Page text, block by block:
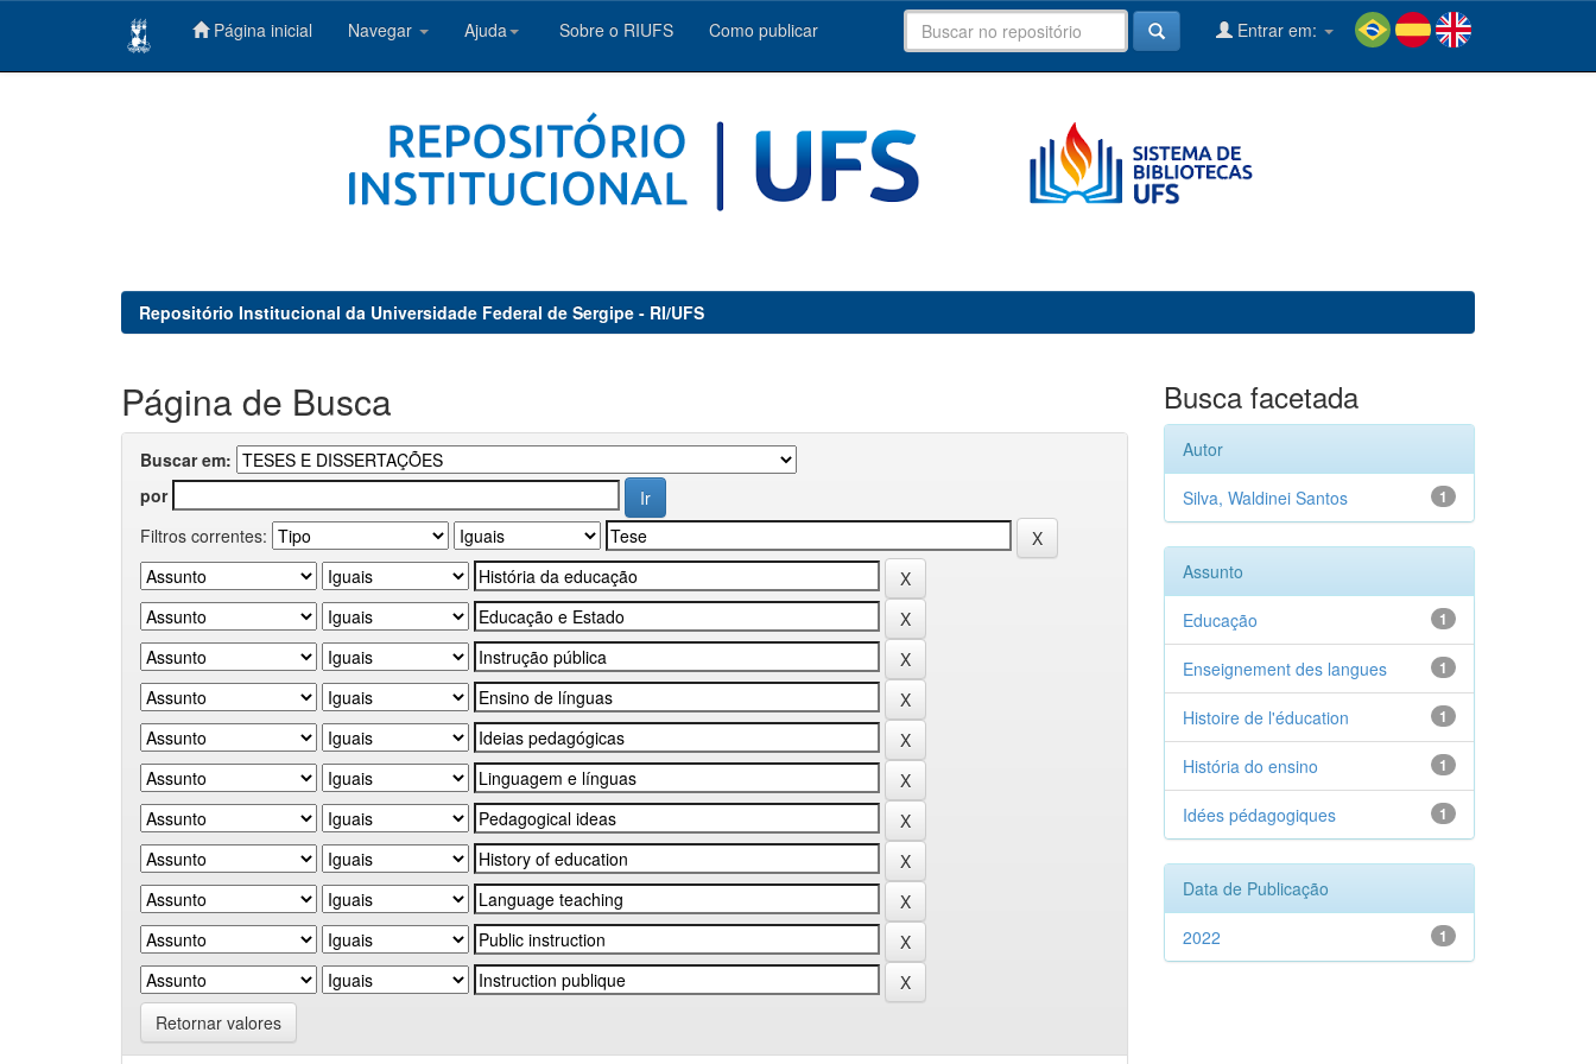
Página inicial Navegar Ajuda Sobre o RIUFS Como publicar Entrar em:
Repositório Institucional da Universidade Federal de Sergipe - RI/UFS
Página de Busca
Buscar em:
por
Filtros correntes:
Retornar valores
Busca facetada
Autor
1
Silva, Waldinei Santos
Assunto
1
Educação
1
Enseignement des langues
1
Histoire de l'éducation
1
História do ensino
1
Idées pédagogiques
Data de Publicação
1
2022